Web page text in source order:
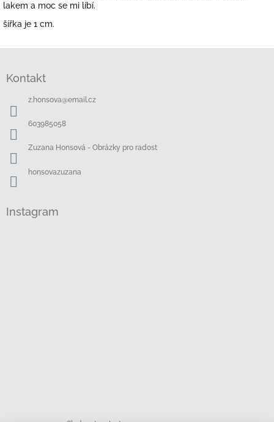
lakem a moc se mi líbí.
šířka je 1 cm.
Kontakt
z.honsova@email.cz
603985058
Zuzana Honsová - Obrázky pro radost
honsovazuzana
Instagram